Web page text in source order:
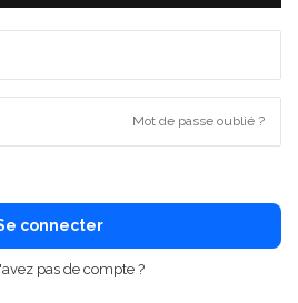
Mot de passe oublié ?
connecter
pas de compte ?